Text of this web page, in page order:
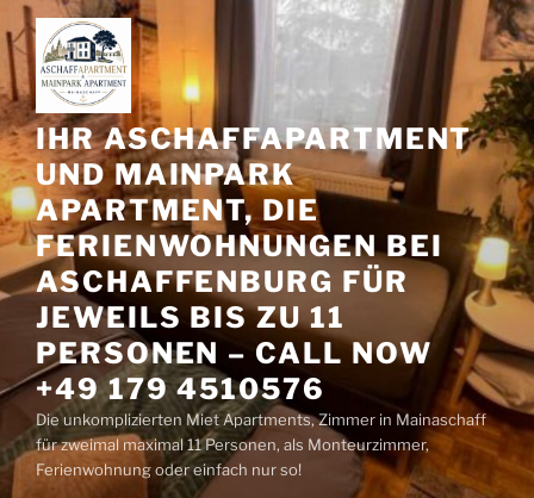
Zum
Inhalt
springen
IHR ASCHAFFAPARTMENT
UND MAINPARK
APARTMENT, DIE
FERIENWOHNUNGEN BEI
ASCHAFFENBURG FÜR
JEWEILS BIS ZU 11
PERSONEN – CALL NOW
+49 179 4510576
Die unkomplizierten Miet Apartments, Zimmer in Mainaschaff
für zweimal maximal 11 Personen, als Monteurzimmer,
Ferienwohnung oder einfach nur so!